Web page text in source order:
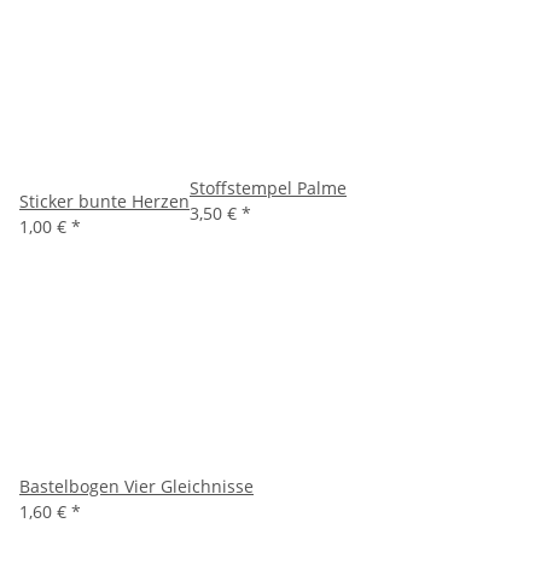
Sticker bunte Herzen
1,00 € *
Stoffstempel Palme
3,50 € *
Bastelbogen Vier Gleichnisse
1,60 € *